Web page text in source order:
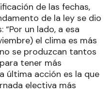
de las fechas,
de la ley se dio
“Por un lado, a esa
el clima es más
se produzcan tantos
tener más
última acción es la que
electiva más